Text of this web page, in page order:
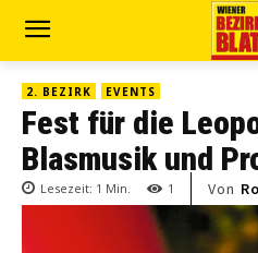
2. BEZIRK EVENTS
Fest für die
Blasmusik und
Lesezeit: 1 Min. 1 Von